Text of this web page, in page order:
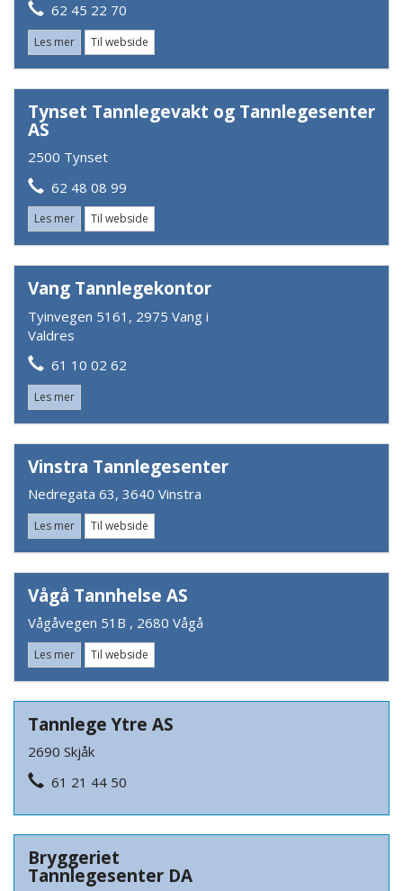
62 45 22 70
Les mer Til webside
Tynset Tannlegevakt og Tannlegesenter
AS
2500 Tynset
62 48 08 99
Les mer Til webside
Vang Tannlegekontor
Tyinvegen 5161, 2975 Vang i
Valdres
61 10 02 62
Les mer
Vinstra Tannlegesenter
Nedregata 63, 3640 Vinstra
Les mer Til webside
Vågå Tannhelse AS
Vågåvegen 51B , 2680 Vågå
Les mer Til webside
Tannlege Ytre AS
2690 Skjåk
61 21 44 50
Bryggeriet
Tannlegesenter DA